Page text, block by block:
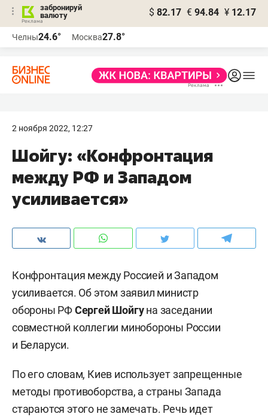
забронируй
валюту
$ 82.17 € 94.84 ¥ 12.17
Челны24.6° Москва27.8°
2 ноября 2022, 12:27
Шойгу: «Конфронтация
между РФ и Западом
усиливается»
Конфронтация между Россией и Западом
усиливается. Об этом заявил министр
обороны РФСергей Шойгуна заседании
совместной коллегии минобороны России
и Беларуси.
По его словам, Киев использует запрещенные
методы противоборства, а страны Запада
стараются этого не замечать. Речь идет